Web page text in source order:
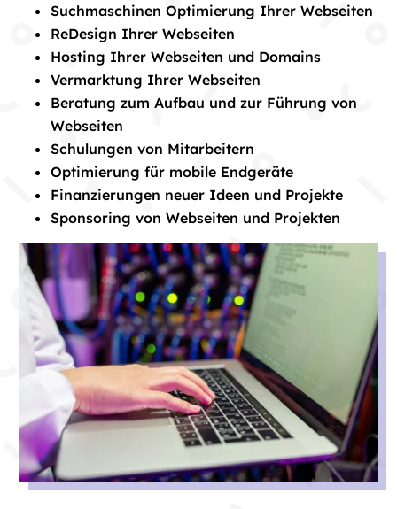
Suchmaschinen Optimierung Ihrer Webseiten
ReDesign Ihrer Webseiten
Hosting Ihrer Webseiten und Domains
Vermarktung Ihrer Webseiten
Beratung zum Aufbau und zur Führung von
Webseiten
Schulungen von Mitarbeitern
Optimierung für mobile Endgeräte
Finanzierungen neuer Ideen und Projekte
Sponsoring von Webseiten und Projekten